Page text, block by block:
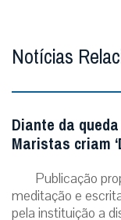
Notícias
Diante da
Maristas criam
Publicação
meditação e
pela instituição a